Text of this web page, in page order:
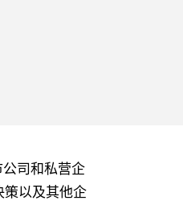
司和私营企
策以及其他企